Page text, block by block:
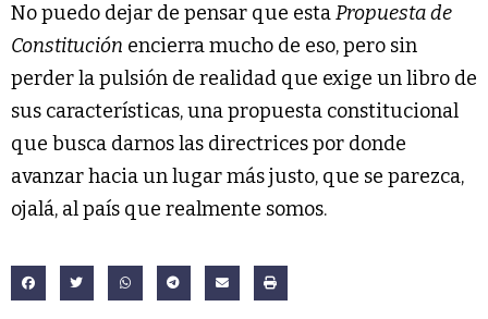
No puedo dejar de pensar que estaPropuesta de
Constitución encierra mucho de eso, pero sin
perder la pulsión de realidad que exige un libro de
sus características, una propuesta constitucional
que busca darnos las directrices por donde
avanzar hacia un lugar más justo, que se parezca,
ojalá, al país que realmente somos.